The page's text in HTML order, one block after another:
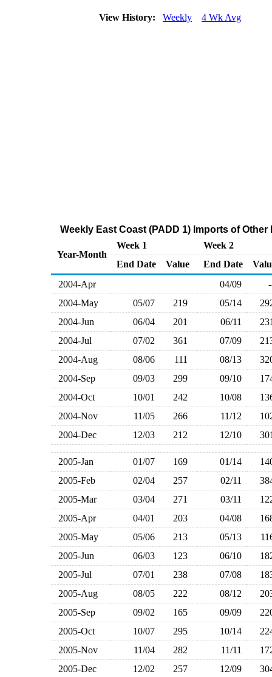
View History: Weekly 4 Wk Avg
Weekly East Coast (PADD 1) Imports of
Year-Month
Week 1
Week 2
End Date
Value End Date
2004-Apr
04/09
2004-May
05/07 219 05/14
2004-Jun
06/04 201 06/11
2004-Jul
07/02 361 07/09
2004-Aug
08/06 111 08/13
2004-Sep
09/03 299 09/10
2004-Oct
10/01 242 10/08
2004-Nov
11/05 266 11/12
2004-Dec
12/03 212 12/10
2005-Jan 01/07 169 01/14
2005-Feb
02/04 257 02/11
2005-Mar
03/04 271 03/11
2005-Apr
04/01 203 04/08
2005-May
05/06 213 05/13
2005-Jun
06/03 123 06/10
2005-Jul
07/01 238 07/08
2005-Aug
08/05 222 08/12
2005-Sep
09/02 165 09/09
2005-Oct
10/07 295 10/14
2005-Nov
11/04 282 11/11
2005-Dec
12/02 257 12/09